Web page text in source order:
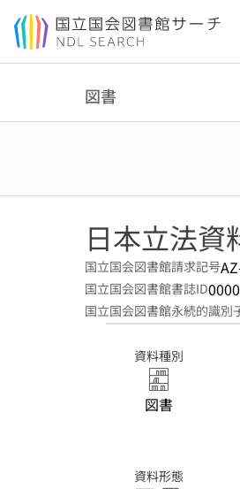
本文へ移動
図書
日本立法資
国立国会図書館請求記号
国立国会図書館書誌ID
国立国会図書館永続的識別
資料種別
図書
資料形態